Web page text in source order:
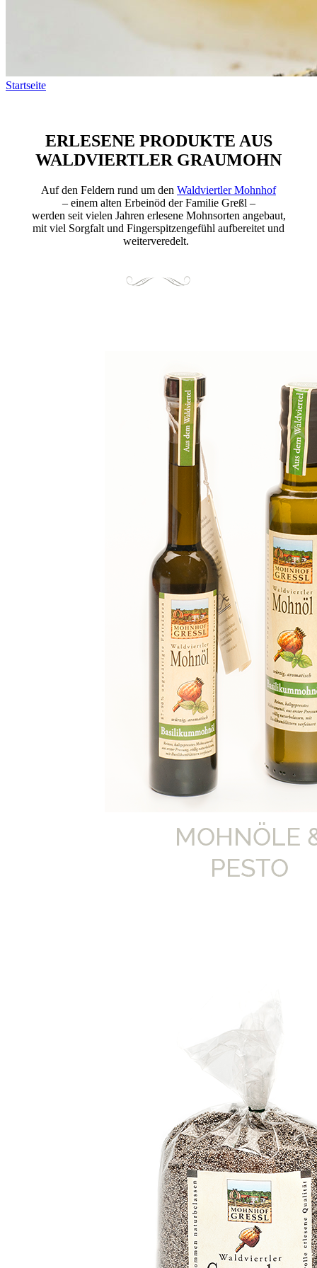
Startseite
ERLESENE PRODUKTE AUS
WALDVIERTLER GRAUMOHN
Auf den Feldern rund um den Waldviertler Mohnhof
– einem alten Erbeinöd der Familie Greßl –
werden seit vielen Jahren erlesene Mohnsorten angebaut,
mit viel Sorgfalt und Fingerspitzengefühl aufbereitet und
weiterveredelt.